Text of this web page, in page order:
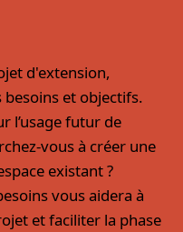
d'extension,
et objectifs.
l’usage futur de
vous à créer une
existant ?
vous aidera à
et faciliter la phase